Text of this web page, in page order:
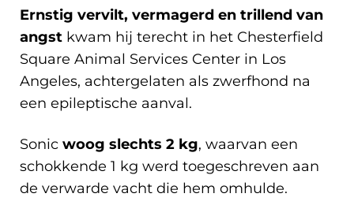
Ernstig vervilt, vermagerd en trillend van
angst kwam hij terecht in het Chesterfield
Square Animal Services Center in Los
Angeles, achtergelaten als zwerfhond na
een epileptische aanval.
Sonic woog slechts 2 kg, waarvan een
schokkende 1 kg werd toegeschreven aan
de verwarde vacht die hem omhulde.